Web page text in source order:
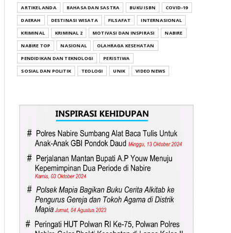
ARTIKEL ANDA BAHASA DAN SASTRA BUKU ISBN
COVID-19
DAERAH
DESTINASI WISATA FILSAFAT
INTERNASIONAL
KRIMINAL
KRIMINAL 2 MOTIVASI DAN INSPIRASI
NABIRE
NABIRE TOP
NASIONAL
OLAHRAGA KESEHATAN
PENDIDIKAN DAN TEKNOLOGI
PERISTIWA
SOSIAL DAN POLITIK
TEOLOGI UNIK VIDEO NEWS